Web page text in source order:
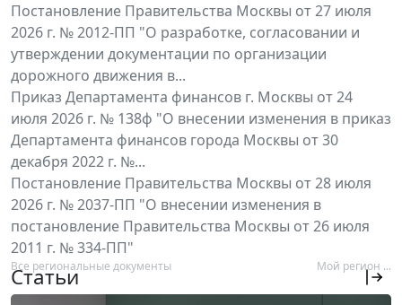
Постановление Правительства Москвы от 27 июля
2026 г. № 2012-ПП "О разработке, согласовании и
утверждении документации по организации
дорожного движения в...
Приказ Департамента финансов г. Москвы от 24
июля 2026 г. № 138ф "О внесении изменения в приказ
Департамента финансов города Москвы от 30
декабря 2022 г. №...
Постановление Правительства Москвы от 28 июля
2026 г. № 2037-ПП "О внесении изменения в
постановление Правительства Москвы от 26 июля
2011 г. № 334-ПП"
Все региональные документы Мой регион ...
Статьи